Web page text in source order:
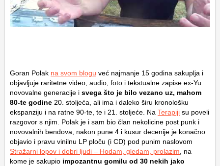
Goran Polak na svom blogu već najmanje 15 godina sakuplja i
objavljuje raritetne video, audio, foto i tekstualne zapise ex-Yu
novovalne generacije i svega što je bilo vezano uz, mahom
80-te godine 20. stoljeća, ali ima i daleko širu kronološku
ekspanziju i na ratne 90-te, te i 21. stoljeće. Na Terapiji su poveli
razgovor s njim. Polak je i sam bio član nekolicine post punk i
novovalnih bendova, nakon pune 4 i kusur decenije je konačno
objavio i pravu vinilnu LP ploču (i CD) pod punim naslovom
Stražarni lopov i dobri ljudi – Hodam, gledam, prolazim , na
kome je sakupio impozantnu gomilu od 30 nekih jako